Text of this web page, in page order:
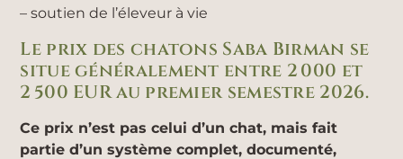
– soutien de l’éleveur à vie
Le prix des chatons Saba Birman se
situe généralement entre 2 000 et
2 500 EUR au premier semestre 2026.
Ce prix n’est pas celui d’un chat, mais fait
partie d’un système complet, documenté,